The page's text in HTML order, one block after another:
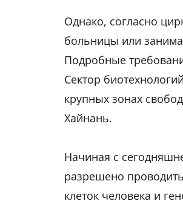
Однако, согласно
больницы или
Подробные
Сектор
крупных зонах
Хайнань.
Начиная с
разрешено
клеток человека и